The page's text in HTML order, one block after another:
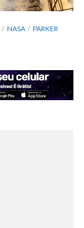
NASA
PARKER